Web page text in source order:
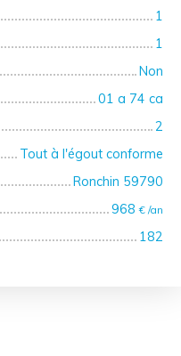
1
1
Non
01 a 74 ca
2
Tout à l'égout conforme
Ronchin 59790
968€ /an
182